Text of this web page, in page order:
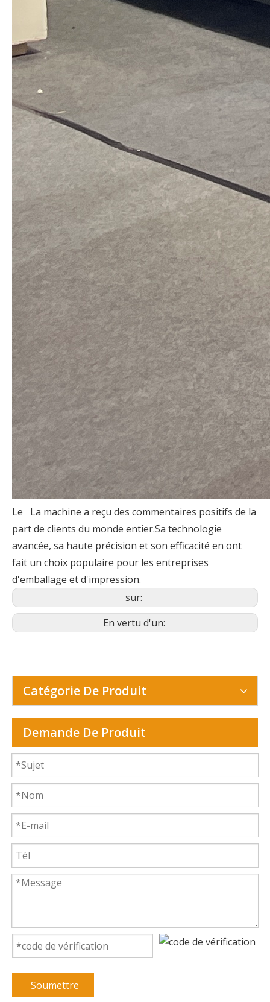
Le La machine a reçu des commentaires positifs de la
part de clients du monde entier.Sa technologie
avancée, sa haute précision et son efficacité en ont
fait un choix populaire pour les entreprises
d'emballage et d'impression.
sur:
En vertu d'un:
Catégorie De Produit
Demande De Produit
Soumettre